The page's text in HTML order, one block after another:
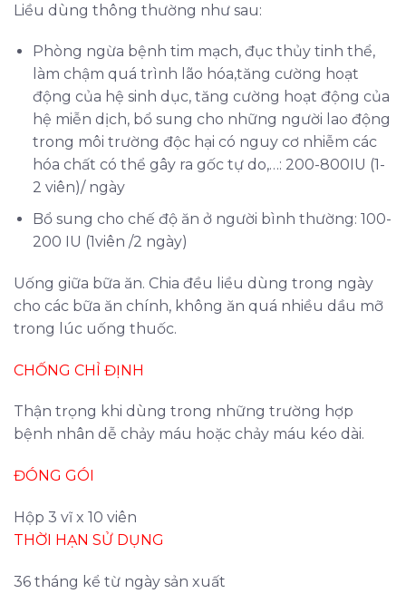
Liều dùng thông thường như sau:
Phòng ngừa bệnh tim mạch, đục thủy tinh thể,
làm chậm quá trình lão hóa,tăng cường hoạt
động của hệ sinh dục, tăng cường hoạt động của
hệ miễn dịch, bổ sung cho những người lao động
trong môi trường độc hại có nguy cơ nhiễm các
hóa chất có thể gây ra gốc tự do,…: 200-800IU (1-
2 viên)/ ngày
Bổ sung cho chế độ ăn ở người bình thường: 100-
200 IU (1viên /2 ngày)
Uống giữa bữa ăn. Chia đều liều dùng trong ngày
cho các bữa ăn chính, không ăn quá nhiều dầu mỡ
trong lúc uống thuốc.
CHỐNG CHỈ ĐỊNH
Thận trọng khi dùng trong những trường hợp
bệnh nhân dễ chảy máu hoặc chảy máu kéo dài.
ĐÓNG GÓI
Hộp 3 vĩ x 10 viên
THỜI HẠN SỬ DỤNG
36 tháng kể từ ngày sản xuất